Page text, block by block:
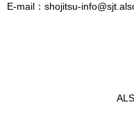
E-mail：shojitsu-